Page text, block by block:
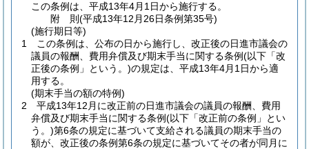
この条例は、平成13年4月1日から施行する。
附 則(平成13年12月26日条例第35号)
(施行期日等)
1
この条例は、公布の日から施行し、改正後の日進市議会の
議員の報酬、費用弁償及び期末手当に関する条例(以下「改
正後の条例」という。)の規定は、平成13年4月1日から適
用する。
(期末手当の額の特例)
2
平成13年12月に改正前の日進市議会の議員の報酬、費用
弁償及び期末手当に関する条例(以下「改正前の条例」とい
う。)第6条の規定に基づいて支給される議員の期末手当の
額が、改正後の条例第6条の規定に基づいてその者が同月に